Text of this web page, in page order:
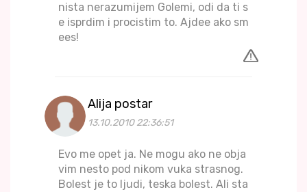
nista nerazumijem Golemi, odi da ti s
e isprdim i procistim to. Ajdee ako sm
ees!
Alija postar
13.10.2010 22:36:51
Evo me opet ja. Ne mogu ako ne obja
vim nesto pod nikom vuka strasnog.
Bolest je to ljudi, teska bolest. Ali sta